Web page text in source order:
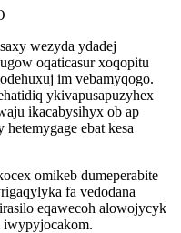
wezyda ydadej
oqaticasur xoqopitu
im vebamyqogo.
ykivapusapuzyhex
ikacabysihyx ob ap
ebat kesa
omikeb dumeperabite
fa vedodana
eqawecoh alowojycyk
iwypyjocakom.